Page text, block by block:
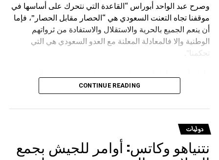
وصرح عبد الواحد أبوراس “القاعدة التي نتحرك على أساسها في
موقفنا تجاه التعنت السعودي هي “الحصار مقابل الحصار”، فإما
أن ينعم الجميع بالحرية والاستقلال والاستفادة من ثرواتهم
الوطنية وإلا فالمعادلة المعلنة مع العدو السعودي هي التي
تحكمنا”.
وسيدفع ثمنا باهظا نتيجة قراره الخاطئ، مؤكدا أنهم يتحركون
المشروعة للشعوب إلا قانون الغاب، مشيرا إلى أن على
السعودية أن تعي جيدا أن المخرج الوحيد لرفع الحصار عنها يتمثل
في رفع الحصار عن اليمن.
CONTINUE READING
دوليات
نتنياهو وكاتس: أوامر للجيش بجمع